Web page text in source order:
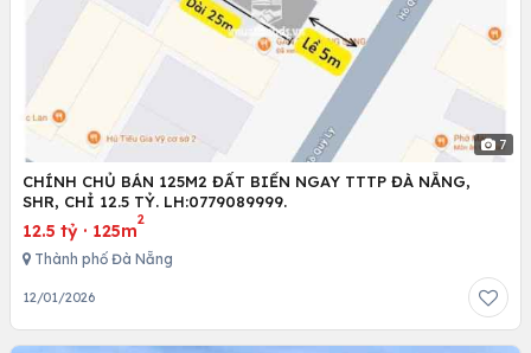
7
CHÍNH CHỦ BÁN 125M2 ĐẤT BIỂN NGAY TTTP ĐÀ NẴNG,
SHR, CHỈ 12.5 TỶ. LH:0779089999.
12.5 tỷ · 125m
2
Thành phố Đà Nẵng
12/01/2026